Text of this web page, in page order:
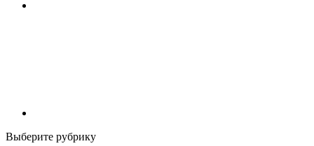
Выберите рубрику